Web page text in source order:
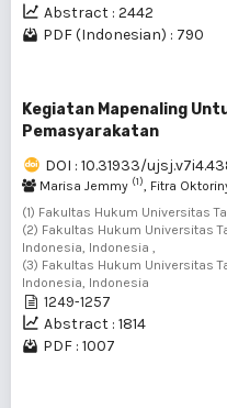
Abstract : 2442
PDF (Indonesian) : 790
Kegiatan Mapenaling
Pemasyarakatan
DOI : 10.31933/
Marisa Jemmy (1) , Fitra
(1) Fakultas Hukum Universitas
(2) Fakultas Hukum Universitas
Indonesia, Indonesia ,
(3) Fakultas Hukum Universitas
Indonesia, Indonesia
1249-1257
Abstract : 1814
PDF : 1007